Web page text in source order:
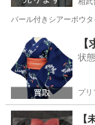
パール付きシアーボウ
神奈川
状
プリ
【